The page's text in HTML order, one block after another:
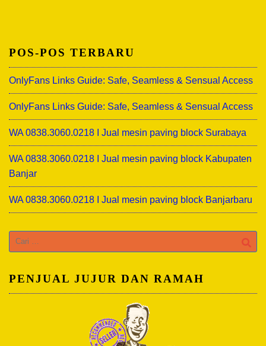
POS-POS TERBARU
OnlyFans Links Guide: Safe, Seamless & Sensual Access
OnlyFans Links Guide: Safe, Seamless & Sensual Access
WA 0838.3060.0218 I Jual mesin paving block Surabaya
WA 0838.3060.0218 I Jual mesin paving block Kabupaten
Banjar
WA 0838.3060.0218 I Jual mesin paving block Banjarbaru
Cari
untuk:
PENJUAL JUJUR DAN RAMAH